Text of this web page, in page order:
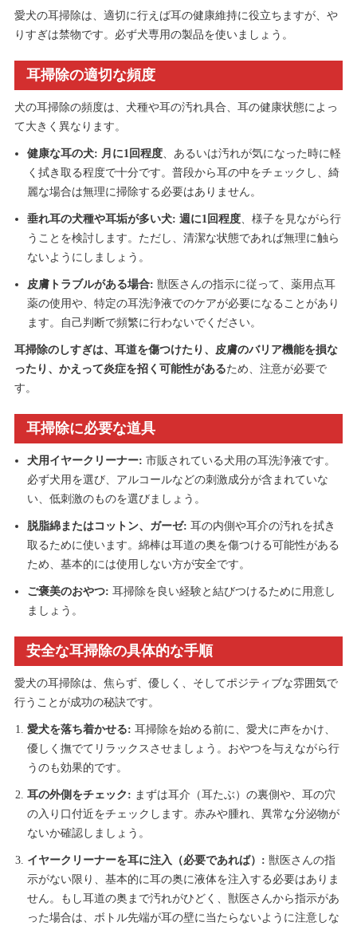
愛犬の耳掃除は、適切に行えば耳の健康維持に役立ちますが、や
りすぎは禁物です。必ず犬専用の製品を使いましょう。
耳掃除の適切な頻度
犬の耳掃除の頻度は、犬種や耳の汚れ具合、耳の健康状態によっ
て大きく異なります。
健康な耳の犬: 月に1回程度、あるいは汚れが気になった時に軽
く拭き取る程度で十分です。普段から耳の中をチェックし、綺
麗な場合は無理に掃除する必要はありません。
垂れ耳の犬種や耳垢が多い犬: 週に1回程度、様子を見ながら行
うことを検討します。ただし、清潔な状態であれば無理に触ら
ないようにしましょう。
皮膚トラブルがある場合: 獣医さんの指示に従って、薬用点耳
薬の使用や、特定の耳洗浄液でのケアが必要になることがあり
ます。自己判断で頻繁に行わないでください。
耳掃除のしすぎは、耳道を傷つけたり、皮膚のバリア機能を損な
ったり、かえって炎症を招く可能性があるため、注意が必要で
す。
耳掃除に必要な道具
犬用イヤークリーナー: 市販されている犬用の耳洗浄液です。
必ず犬用を選び、アルコールなどの刺激成分が含まれていな
い、低刺激のものを選びましょう。
脱脂綿またはコットン、ガーゼ: 耳の内側や耳介の汚れを拭き
取るために使います。綿棒は耳道の奥を傷つける可能性がある
ため、基本的には使用しない方が安全です。
ご褒美のおやつ: 耳掃除を良い経験と結びつけるために用意し
ましょう。
安全な耳掃除の具体的な手順
愛犬の耳掃除は、焦らず、優しく、そしてポジティブな雰囲気で
行うことが成功の秘訣です。
愛犬を落ち着かせる: 耳掃除を始める前に、愛犬に声をかけ、
優しく撫でてリラックスさせましょう。おやつを与えながら行
うのも効果的です。
耳の外側をチェック: まずは耳介（耳たぶ）の裏側や、耳の穴
の入り口付近をチェックします。赤みや腫れ、異常な分泌物が
ないか確認しましょう。
イヤークリーナーを耳に注入（必要であれば）: 獣医さんの指
示がない限り、基本的に耳の奥に液体を注入する必要はありま
せん。もし耳道の奥まで汚れがひどく、獣医さんから指示があ
った場合は、ボトル先端が耳の壁に当たらないように注意しな